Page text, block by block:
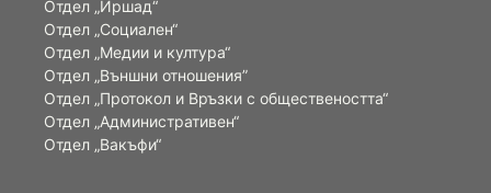
Отдел „Иршад“
Отдел „Социален“
Отдел „Медии и култура“
Отдел „Външни отношения”
Oтдел „Протокол и Връзки с обществеността“
Отдел „Административен“
Отдел „Вакъфи“